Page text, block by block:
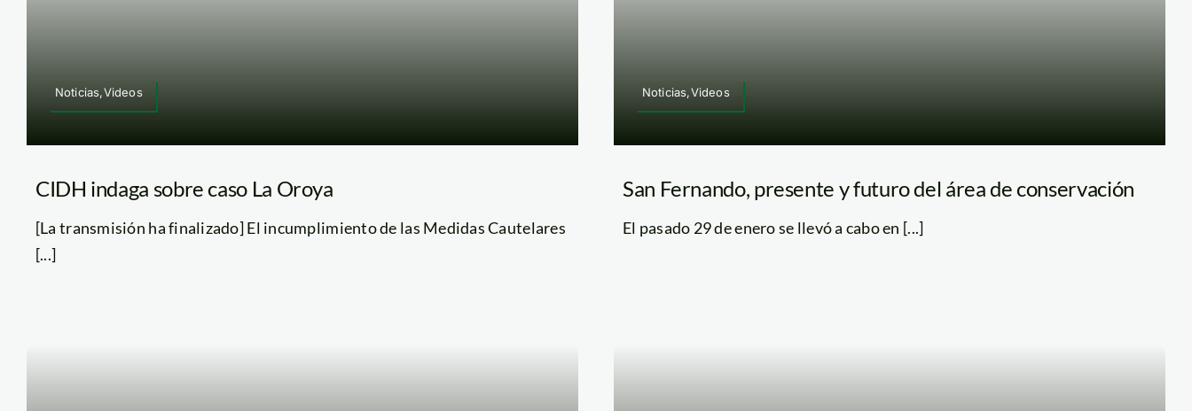
Noticias,Videos
CIDH indaga sobre caso La Oroya
[La transmisión ha finalizado] El incumplimiento de las Medidas Cautelares
[...]
Noticias,Videos
San Fernando, presente y futuro del área de conservación
El pasado 29 de enero se llevó a cabo en [...]